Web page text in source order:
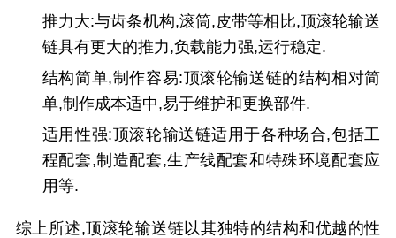
推力大:与齿条机构,滚筒,皮带等相比,顶滚轮输送
链具有更大的推力,负载能力强,运行稳定.
结构简单,制作容易:顶滚轮输送链的结构相对简
单,制作成本适中,易于维护和更换部件.
适用性强:顶滚轮输送链适用于各种场合,包括工
程配套,制造配套,生产线配套和特殊环境配套应
用等.
综上所述,顶滚轮输送链以其独特的结构和优越的性